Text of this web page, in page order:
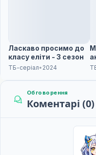
Ласкаво просимо до
класу еліти - 3 сезон
ТБ-серіал• 2024
Обговорення
Коментарі (0)